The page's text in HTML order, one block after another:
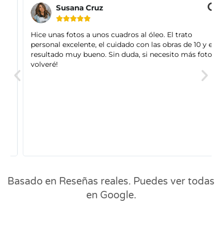
Susana Cruz

Hice unas fotos a unos cuadros al óleo. El trato
personal excelente, el cuidado con las obras de 10 y el
resultado muy bueno. Sin duda, si necesito más fotos
volveré!
Basado en Reseñas reales. Puedes ver todas
en Google.